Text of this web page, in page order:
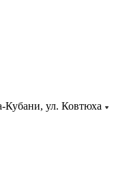
Кубани, ул. Ковтюха